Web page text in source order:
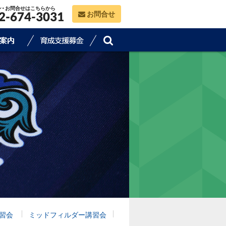
お問合せはこちらから
674-3031 お問合せ
会 ミッドフィルダー講習会